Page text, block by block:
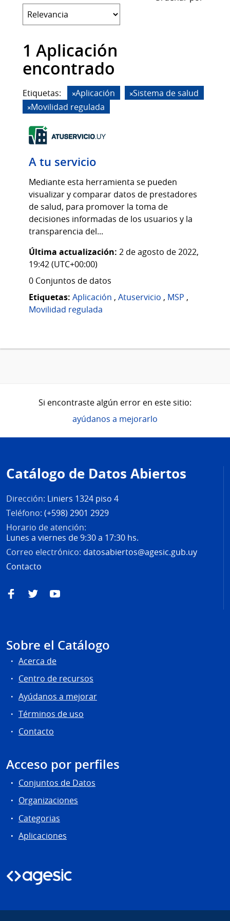
1 Aplicación
encontrado
Etiquetas: Aplicación
Sistema de salud
Movilidad regulada
A tu servicio
Mediante esta herramienta se pueden
visualizar y comparar datos de prestadores
de salud, para promover la toma de
decisiones informadas de los usuarios y la
transparencia del...
Última actualización: 2 de agosto de 2022,
19:42 (UTC+00:00)
0 Conjuntos de datos
Etiquetas: Aplicación , Atuservicio , MSP ,
Movilidad regulada
Si encontraste algún error en este sitio:
ayúdanos a mejorarlo
de
página
Catálogo de Datos Abiertos
Dirección: Liniers 1324 piso 4
Teléfono: (+598) 2901 2929
Horario de atención:
Lunes a viernes de 9:30 a 17:30 hs.
Correo electrónico: datosabiertos@agesic.gub.uy
Contacto
FacebookTwitterYouTube
Sobre el Catálogo
Acerca de
Centro de recursos
Ayúdanos a mejorar
Términos de uso
Contacto
Acceso por perfiles
Conjuntos de Datos
Organizaciones
Categorias
Aplicaciones